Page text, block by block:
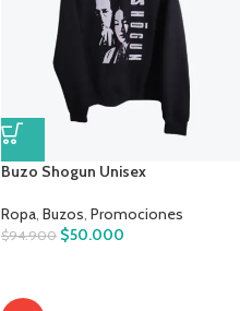
Buzo Shogun Unisex
Ropa, Buzos, Promociones
$94.900 $50.000